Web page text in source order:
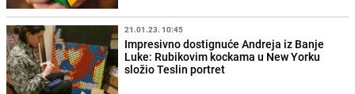
21.01.23. 10:45
Impresivno dostignuće Andreja iz Banje
Luke: Rubikovim kockama u New Yorku
složio Teslin portret